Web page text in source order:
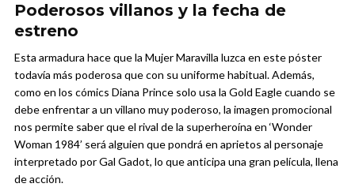
Poderosos villanos y la fecha de
estreno
Esta armadura hace que la Mujer Maravilla luzca en este póster
todavía más poderosa que con su uniforme habitual. Además,
como en los cómics Diana Prince solo usa la Gold Eagle cuando se
debe enfrentar a un villano muy poderoso, la imagen promocional
nos permite saber que el rival de la superheroína en ‘Wonder
Woman 1984’ será alguien que pondrá en aprietos al personaje
interpretado por Gal Gadot, lo que anticipa una gran película, llena
de acción.